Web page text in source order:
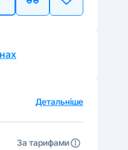
Детальніше
За тарифами